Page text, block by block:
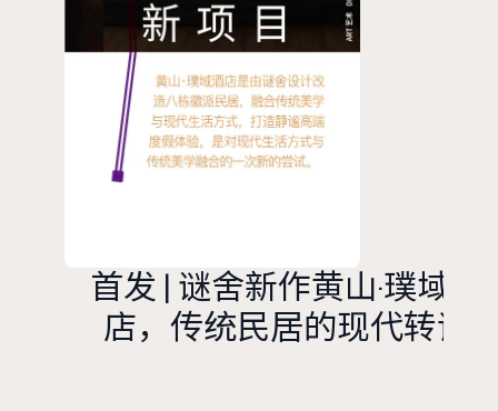
史建筑里，开
启别样的生活
展览。
首发 | 谜舍新作黄山·璞域酒
店，传统民居的现代转译